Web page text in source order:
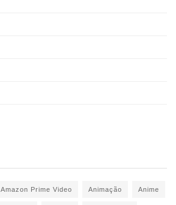
Amazon Prime Video Animação Anime